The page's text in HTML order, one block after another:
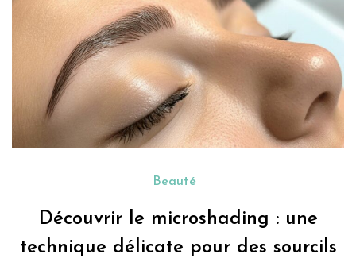
Beauté
Découvrir le microshading : une
technique délicate pour des sourcils